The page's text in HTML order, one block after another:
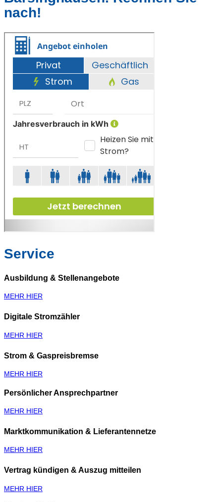
nach!
Service
Ausbildung & Stellenangebote
MEHR HIER
Digitale Stromzähler
MEHR HIER
Strom & Gaspreisbremse
MEHR HIER
Persönlicher Ansprechpartner
MEHR HIER
Marktkommunikation & Lieferantennetze
MEHR HIER
Vertrag kündigen & Auszug mitteilen
MEHR HIER